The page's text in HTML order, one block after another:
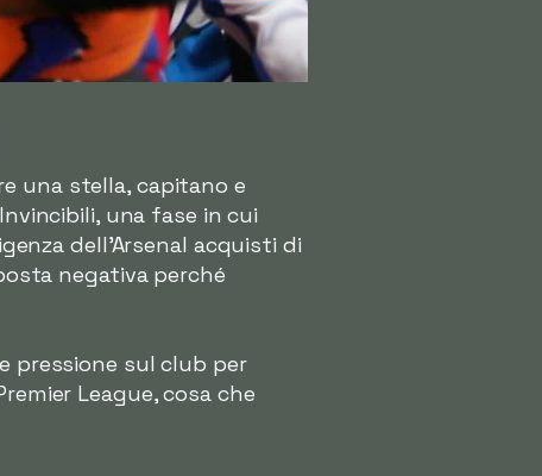
una stella, capitano e
una fase in cui
dell'Arsenal acquisti di
negativa perché
pressione sul club per
League, cosa che